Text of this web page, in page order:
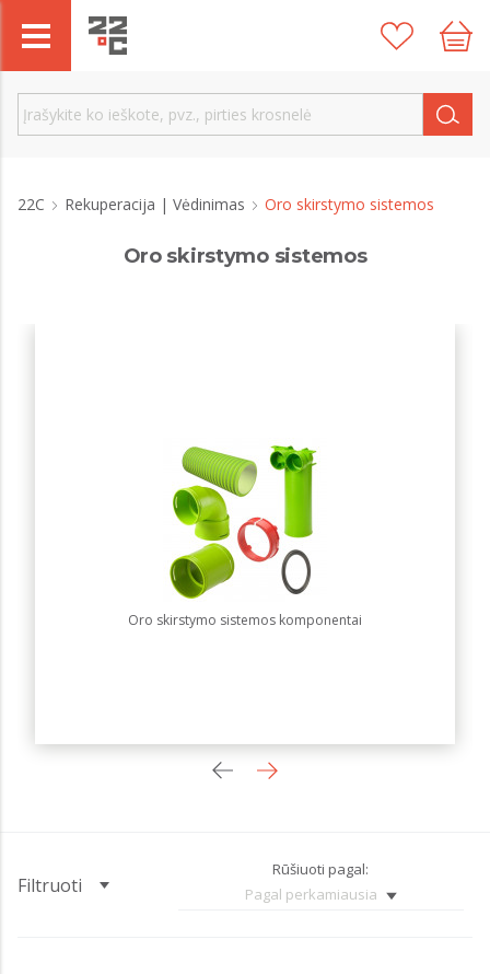
22C Rekuperacija | Vėdinimas Oro skirstymo sistemos
Oro skirstymo sistemos
Oro skirstymo sistemos komponentai
Filtruoti
Rūšiuoti pagal:
Pagal perkamiausia